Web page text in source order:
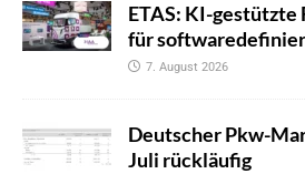
ETAS: KI-gestützte
für
7. August 2026
Deutscher Pkw-
Juli rückläufig